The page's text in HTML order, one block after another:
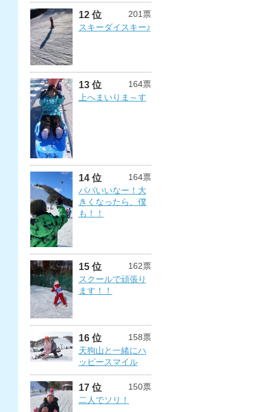
12 位
201票
スキーダイスキー♪
13 位
164票
上へまいりま～す
14 位
164票
パパいいなー！大
きくなったら、僕
も！！
15 位
162票
スクールで頑張り
ます！！
16 位
158票
天狗山と一緒にハ
ッピースマイル
17 位
150票
二人でソリ！